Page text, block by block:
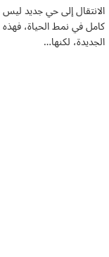
الانتقال إلى حي جديد
كامل في نمط الحياة،
الجديدة، لكنها…